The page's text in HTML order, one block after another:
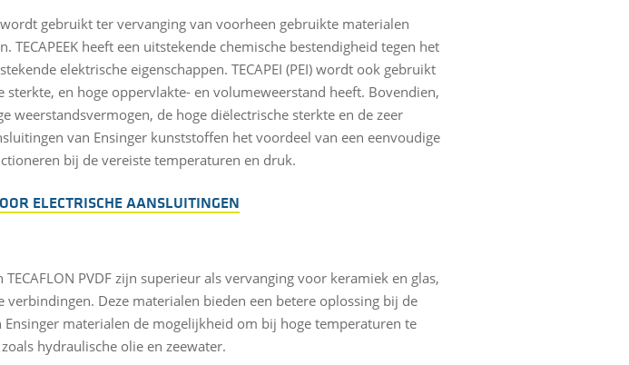
gebruikt ter vervanging van voorheen gebruikte materialen
heeft een uitstekende chemische bestendigheid tegen het
elektrische eigenschappen. TECAPEI (PEI) wordt ook gebruikt
en hoge oppervlakte- en volumeweerstand heeft. Bovendien,
weerstandsvermogen, de hoge diëlectrische sterkte en de zeer
van Ensinger kunststoffen het voordeel van een eenvoudige
bij de vereiste temperaturen en druk.
ELECTRISCHE AANSLUITINGEN
TECAFLON PVDF zijn superieur als vervanging voor keramiek en glas,
Deze materialen bieden een betere oplossing bij de
materialen de mogelijkheid om bij hoge temperaturen te
hydraulische olie en zeewater.